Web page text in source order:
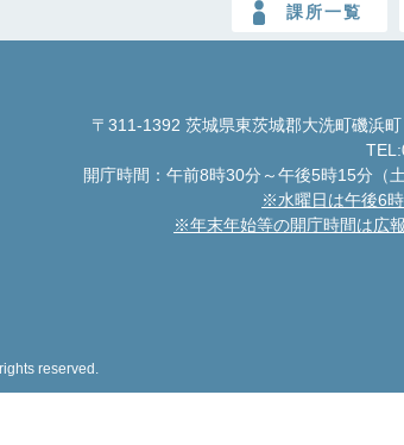
課所一覧
〒311-1392 茨城県東茨城郡大洗町磯浜
開庁時間：午前8時30分～午後5時15分 （
※水曜日は午後6時
※年末年始等の開庁時間は広
reserved.